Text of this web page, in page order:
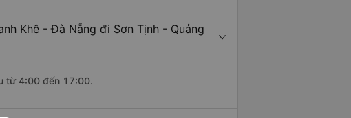
Khê - Đà Nẵng đi Sơn Tịnh - Quảng
từ 4:00 đến 17:00.